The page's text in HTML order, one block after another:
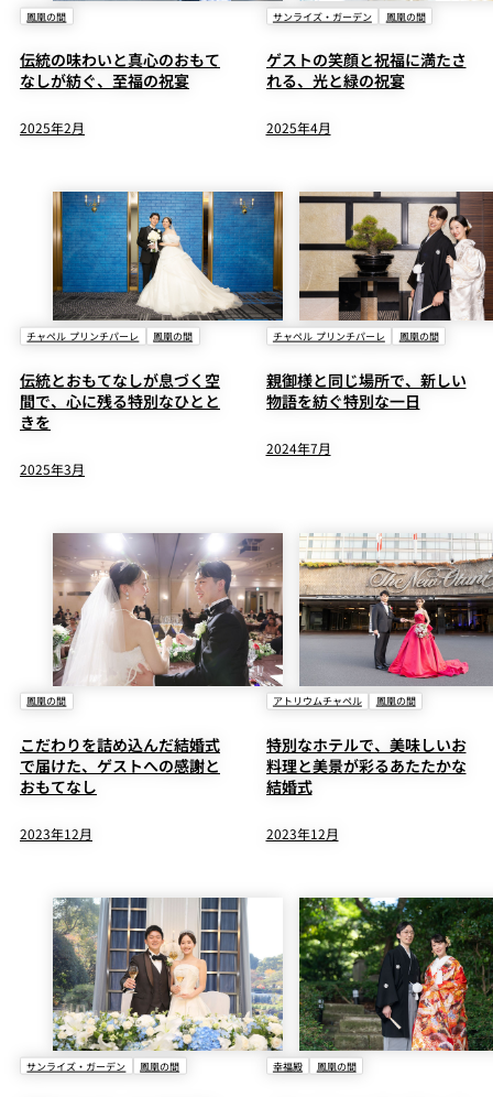
鳳凰の間
伝統の味わいと真心のおもて
なしが紡ぐ、至福の祝宴
2025年2月
サンライズ・ガーデン 鳳凰の間
ゲストの笑顔と祝福に満たさ
れる、光と緑の祝宴
2025年4月
チャペル プリンチパーレ 鳳凰の間
伝統とおもてなしが息づく空
間で、心に残る特別なひとと
きを
2025年3月
チャペル プリンチパーレ 鳳凰の間
親御様と同じ場所で、新しい
物語を紡ぐ特別な一日
2024年7月
鳳凰の間
こだわりを詰め込んだ結婚式
で届けた、ゲストへの感謝と
おもてなし
2023年12月
アトリウムチャペル 鳳凰の間
特別なホテルで、美味しいお
料理と美景が彩るあたたかな
結婚式
2023年12月
サンライズ・ガーデン 鳳凰の間 幸福殿 鳳凰の間